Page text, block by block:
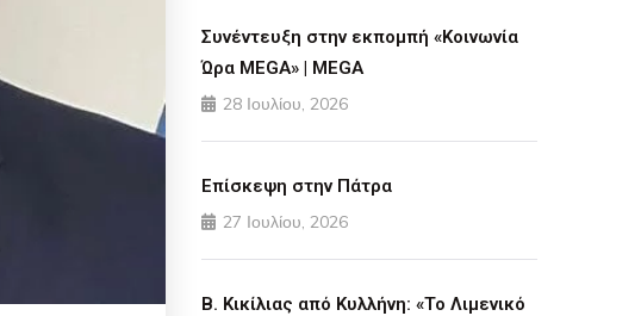
Συνέντευξη στην εκπομπή «Κοινωνία
Ώρα MEGA» | MEGA
28 Ιουλίου, 2026
Επίσκεψη στην Πάτρα
27 Ιουλίου, 2026
Β. Κικίλιας από Κυλλήνη: «Το Λιμενικό